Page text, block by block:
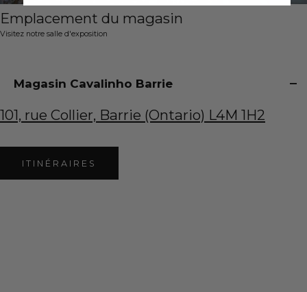
Emplacement du magasin
Visitez notre salle d'exposition
Magasin Cavalinho Barrie
101, rue Collier, Barrie (Ontario) L4M 1H2
ITINÉRAIRES